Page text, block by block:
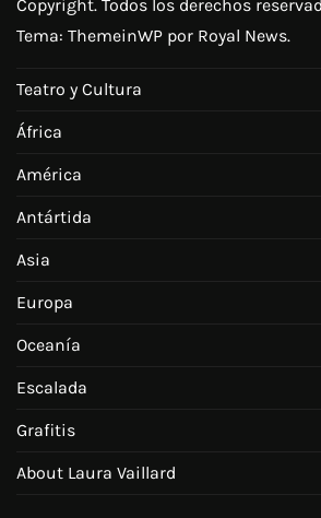
Copyright. Todos los derechos
Tema: ThemeinWP por Royal News.
Teatro y Cultura
África
América
Antártida
Asia
Europa
Oceanía
Escalada
Grafitis
About Laura Vaillard